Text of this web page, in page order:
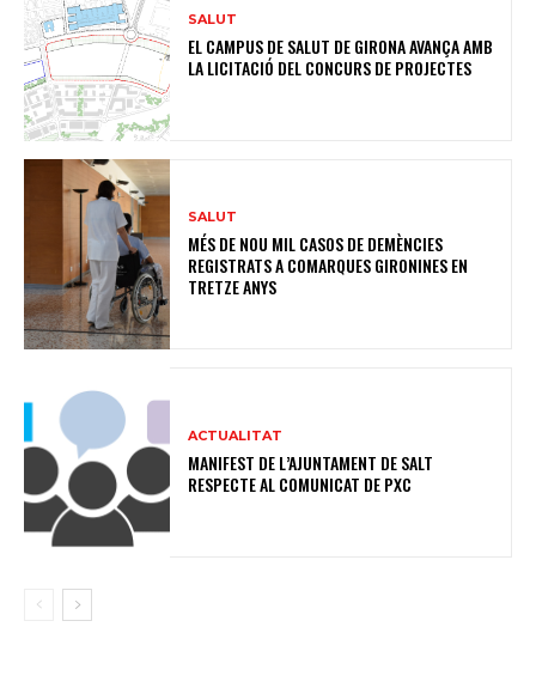
SALUT
EL CAMPUS DE SALUT DE GIRONA AVANÇA AMB
LA LICITACIÓ DEL CONCURS DE PROJECTES
SALUT
MÉS DE NOU MIL CASOS DE DEMÈNCIES
REGISTRATS A COMARQUES GIRONINES EN
TRETZE ANYS
ACTUALITAT
MANIFEST DE L’AJUNTAMENT DE SALT
RESPECTE AL COMUNICAT DE PXC